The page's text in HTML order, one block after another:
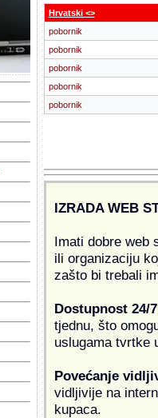
Hrvatski <>
pobornik
pobornik
pobornik
pobornik
pobornik
IZRADA WEB
Imati dobre web
ili organizaciju
zašto bi trebali
Dostupnost 24/7
tjednu, što
uslugama tvrtke
Povećanje
vidljivije na
kupaca.